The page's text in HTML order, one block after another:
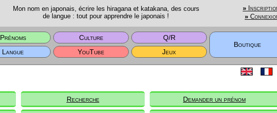
Mon nom en japonais, écrire les hiragana et katakana, des cours
de langue : tout pour apprendre le japonais !
»
»
Prénoms Culture
Q/R
Boutique
Langue YouTube Jeux
Recherche Demander un prénom